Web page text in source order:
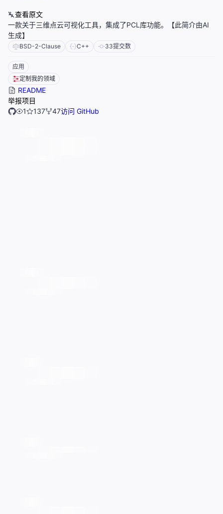
查看原文
一款关于三维点云可视化工具，集成了PCL库功能。【此简介由AI
生成】
BSD-2-Clause C++ 33提交数
应用
定制我的领域
README
举报项目
1
137 47访问 GitHub